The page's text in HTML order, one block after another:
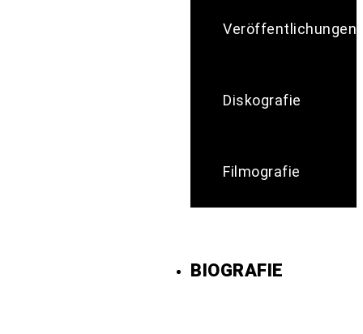
Veröffentlichungen
Diskografie
Filmografie
BIOGRAFIE